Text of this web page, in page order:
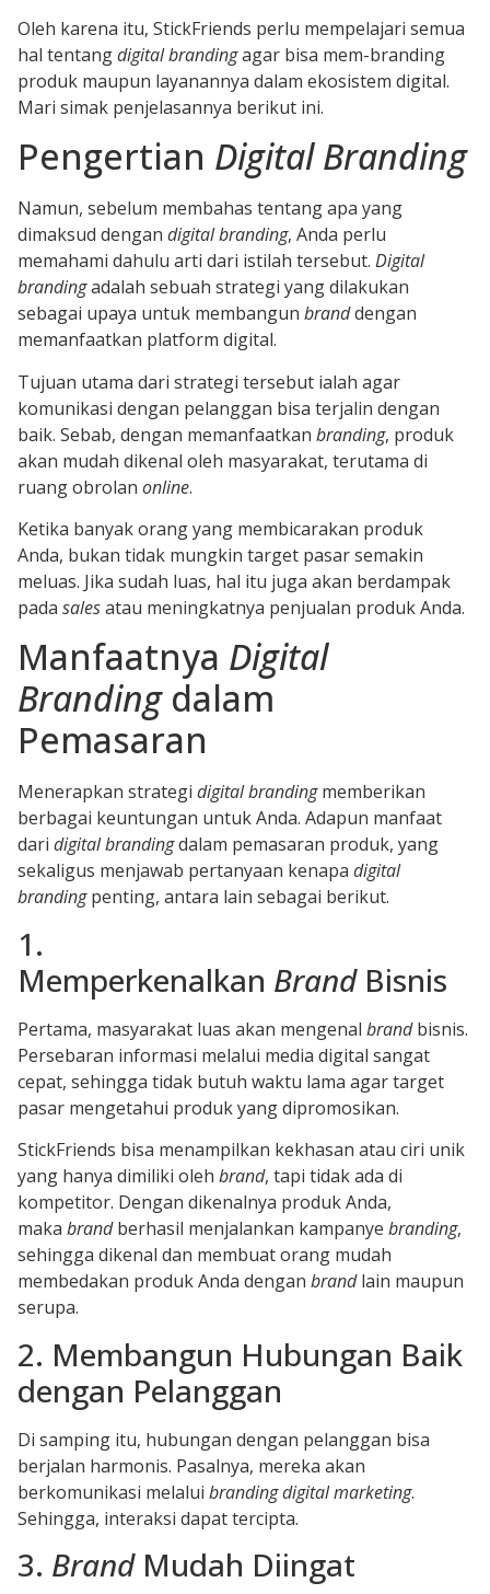
Oleh karena itu, StickFriends perlu mempelajari semua
hal tentangdigital brandingagar bisa mem-branding
produk maupun layanannya dalam ekosistem digital.
Mari simak penjelasannya berikut ini.
Pengertian Digital Branding
Namun, sebelum membahas tentang apa yang
dimaksud dengan digital branding, Anda perlu
memahami dahulu arti dari istilah tersebut. Digital
brandingadalah sebuah strategi yang dilakukan
sebagai upaya untuk membangun branddengan
memanfaatkan platform digital.
Tujuan utama dari strategi tersebut ialah agar
komunikasi dengan pelanggan bisa terjalin dengan
baik. Sebab, dengan memanfaatkan branding, produk
akan mudah dikenal oleh masyarakat, terutama di
ruang obrolan online.
Ketika banyak orang yang membicarakan produk
Anda, bukan tidak mungkin target pasar semakin
meluas. Jika sudah luas, hal itu juga akan berdampak
pada salesatau meningkatnya penjualan produk Anda.
Manfaatnya Digital
Brandingdalam
Pemasaran
Menerapkan strategi digital brandingmemberikan
berbagai keuntungan untuk Anda. Adapun manfaat
dari digital brandingdalam pemasaran produk, yang
sekaligus menjawab pertanyaan kenapa digital
brandingpenting, antara lain sebagai berikut.
1.
Memperkenalkan BrandBisnis
Pertama, masyarakat luas akan mengenal brandbisnis.
Persebaran informasi melalui media digital sangat
cepat, sehingga tidak butuh waktu lama agar target
pasar mengetahui produk yang dipromosikan.
StickFriends bisa menampilkan kekhasan atau ciri unik
yang hanya dimiliki oleh brand, tapi tidak ada di
kompetitor. Dengan dikenalnya produk Anda,
maka brandberhasil menjalankan kampanye branding,
sehingga dikenal dan membuat orang mudah
membedakan produk Anda dengan brandlain maupun
serupa.
2. Membangun Hubungan Baik
dengan Pelanggan
Di samping itu, hubungan dengan pelanggan bisa
berjalan harmonis. Pasalnya, mereka akan
berkomunikasi melalui branding digital marketing.
Sehingga, interaksi dapat tercipta.
3. BrandMudah Diingat